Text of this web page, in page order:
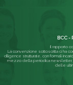
Il rapporto
La convenzione sottoscritta ci ha
diligence strutturate, con formali
mezzo della periodica newsletter,
delle
BCC